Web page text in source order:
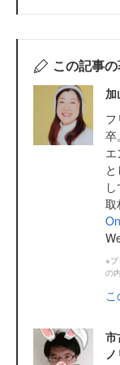
この記事
加
卒
取
※プ
の
市
ノ